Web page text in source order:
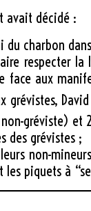
avait décidé :
charbon
respecter
face aux
David
gréviste) et
des grévistes ;
non-
piquets à